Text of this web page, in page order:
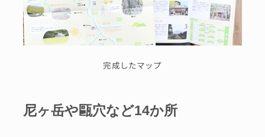
完成したマップ
尼ヶ岳や甌穴など14か所